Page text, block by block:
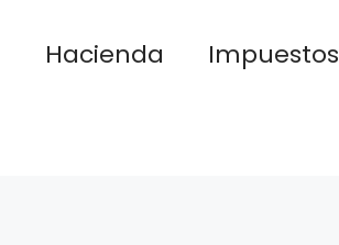
Hacienda Impuestos